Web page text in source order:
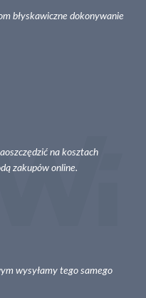
błyskawiczne dokonywanie
na kosztach
zakupów online.
wysyłamy tego samego